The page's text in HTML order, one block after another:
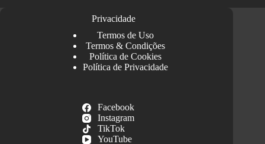
Privacidade
Termos de Uso
Termos & Condições
Política de Cookies
Política de Privacidade
Facebook
Instagram
TikTok
YouTube